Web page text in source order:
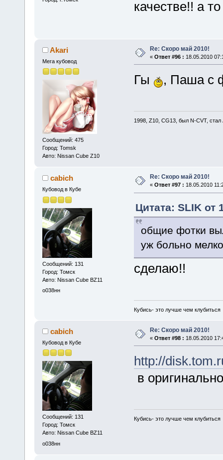
качестве!! а
Akari
Мега кубовод
Сообщений: 475
Город: Tomsk
Авто: Nissan Cube Z10
Re: Скоро май 2010!
« Ответ #96 : 18.05.2010
Гы , Паша с
1998, Z10, CG13, был N-CVT,
cabich
Кубовод в Кубе
Сообщений: 131
Город: Томск
Авто: Nissan Cube BZ11
о038нн
Re: Скоро май 2010!
« Ответ #97 : 18.05.2010
Цитата: SLIK от
общие фотки
уж больно
сделаю!!
Кубись- это лучше чем клубиться
cabich
Кубовод в Кубе
Сообщений: 131
Город: Томск
Авто: Nissan Cube BZ11
о038нн
Re: Скоро май 2010!
« Ответ #98 : 18.05.2010
http://
в
Кубись- это лучше чем клубиться